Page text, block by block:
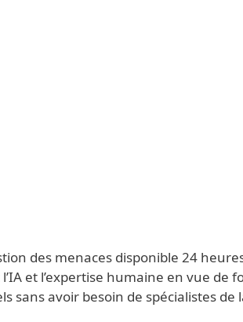
des menaces disponible 24
et l’expertise humaine en vue de
sans avoir besoin de spécialistes